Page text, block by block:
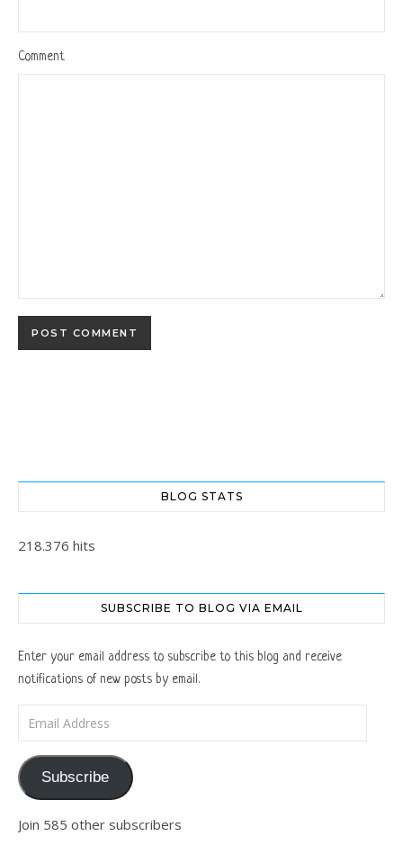
Comment
BLOG STATS
218.376 hits
SUBSCRIBE TO BLOG VIA EMAIL
Enter your email address to subscribe to this blog and receive
notifications of new posts by email.
Subscribe
Join 585 other subscribers